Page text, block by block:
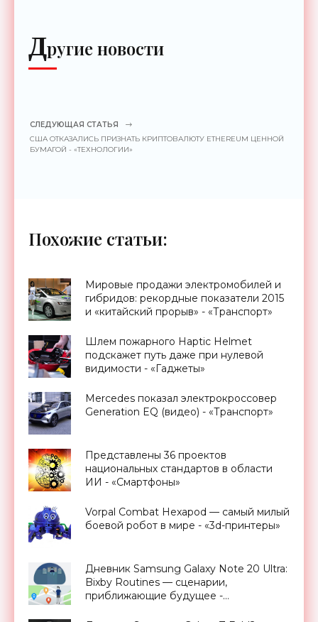
Другие новости
СЛЕДУЮЩАЯ СТАТЬЯ
США ОТКАЗАЛИСЬ ПРИЗНАТЬ КРИПТОВАЛЮТУ ETHEREUM ЦЕННОЙ
БУМАГОЙ - «ТЕХНОЛОГИИ»
Похожие статьи:
Мировые продажи электромобилей и
гибридов: рекордные показатели 2015
и «китайский прорыв» - «Транспорт»
Шлем пожарного Haptic Helmet
подскажет путь даже при нулевой
видимости - «Гаджеты»
Mercedes показал электрокроссовер
Generation EQ (видео) - «Транспорт»
Представлены 36 проектов
национальных стандартов в области
ИИ - «Смартфоны»
Vorpal Combat Hexapod — самый милый
боевой робот в мире - «3d-принтеры»
Дневник Samsung Galaxy Note 20 Ultra:
Bixby Routines — сценарии,
приближающие будущее -